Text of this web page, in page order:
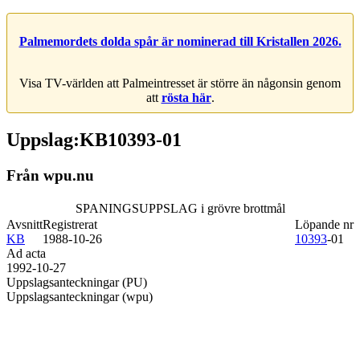
Palmemordets dolda spår är nominerad till Kristallen 2026.
Visa TV-världen att Palmeintresset är större än någonsin genom
att rösta här.
Uppslag:KB10393-01
Från wpu.nu
SPANINGSUPPSLAG i grövre brottmål
Avsnitt
KB
Löpande nr
10393-01
Registrerat
1988-10-26
Ad acta
1992-10-27
Uppslagsanteckningar (PU)
Uppslagsanteckningar (wpu)